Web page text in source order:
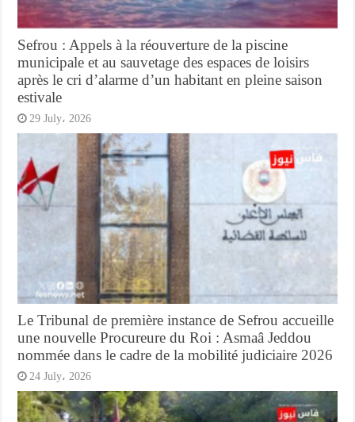
Sefrou : Appels à la réouverture de la piscine
municipale et au sauvetage des espaces de loisirs
après le cri d’alarme d’un habitant en pleine saison
estivale
29 July، 2026
Le Tribunal de première instance de Sefrou accueille
une nouvelle Procureure du Roi : Asmaâ Jeddou
nommée dans le cadre de la mobilité judiciaire 2026
24 July، 2026